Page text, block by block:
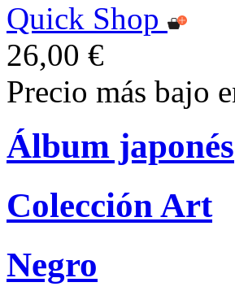
Quick Shop
26,00 €
Precio más bajo
Álbum japonés
Colección Art
Negro